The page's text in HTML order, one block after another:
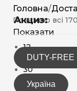
Акциз:
DUTY-FREE
Україна
Головна/
Показано всі
Показати
12
15
30